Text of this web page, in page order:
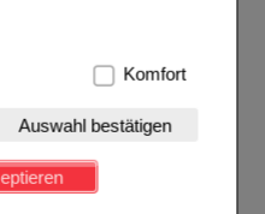
handelt es sich um
Navigation, Warenkorb,
nicht verzichtet
Komfort
Auswahl bestätigen